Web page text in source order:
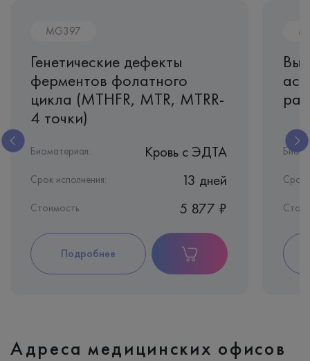
MG397
Генетические дефекты
ферментов фолатного
цикла (MTHFR, MTR, MTRR-
4 точки)
Биоматериал: Кровь c ЭДТА
Срок исполнения: 13 дней
Стоимость 5 877 ₽
Подробнее
Срок
Адреса медицинских офисов